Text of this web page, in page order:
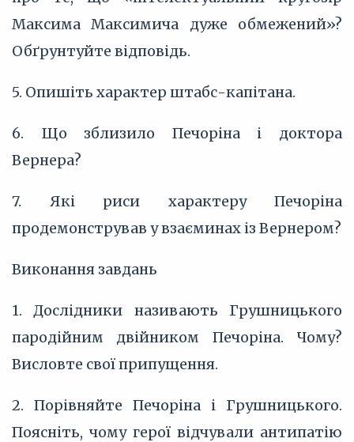
Максима Максимича дуже обмежений»?
Обґрунтуйте відповідь.
5. Опишіть характер штабс-капітана.
6. Що зблизило Печоріна і доктора
Вернера?
7. Які риси характеру Печоріна
продемонстрував у взаєминах із Вернером?
Виконання завдань
1. Дослідники називають Грушницького
пародійним двійником Печоріна. Чому?
Висловте свої припущення.
2. Порівняйте Печоріна і Грушницького.
Поясніть, чому герої відчували антипатію